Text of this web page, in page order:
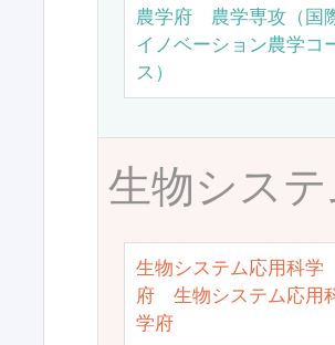
農学府 農学専攻（国
イノベーション農学コ
ス）
生物シス
生物システム応用科学
府 生物システム応用
学府